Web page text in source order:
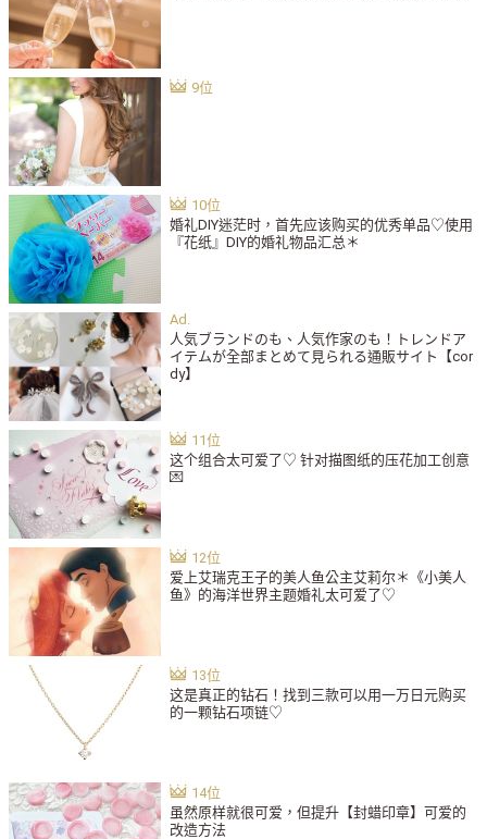
婚礼DIY迷茫时，首先应该购买的优秀单品♡使用
『花纸』DIY的婚礼物品汇总＊
人気ブランドのも、人気作家のも！トレンドア
イテムが全部まとめて見られる通販サイト【cor
dy】
这个组合太可爱了♡ 针对描图纸的压花加工创意
💌
爱上艾瑞克王子的美人鱼公主艾莉尔＊《小美人
鱼》的海洋世界主题婚礼太可爱了♡
这是真正的钻石！找到三款可以用一万日元购买
的一颗钻石项链♡
虽然原样就很可爱，但提升【封蜡印章】可爱的
改造方法